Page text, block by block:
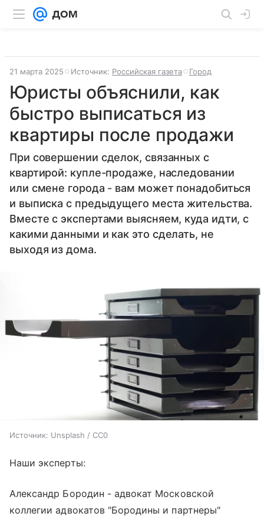
21 марта 2025 Источник: Российская газета Город
Юристы объяснили, как
быстро выписаться из
квартиры после продажи
При совершении сделок, связанных с
квартирой: купле-продаже, наследовании
или смене города - вам может понадобиться
и выписка с предыдущего места жительства.
Вместе с экспертами выясняем, куда идти, с
какими данными и как это сделать, не
выходя из дома.
Источник: Unsplash / CC0
Наши эксперты:
Александр Бородин - адвокат Московской
коллегии адвокатов "Бородины и партнеры"